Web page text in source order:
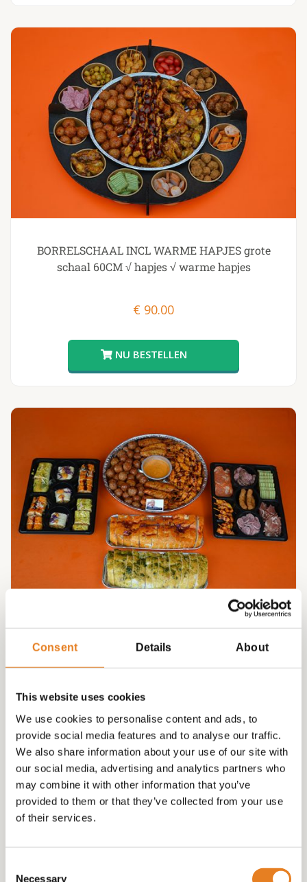
Consent Details About
This website uses cookies
We use cookies to personalise content and ads, to
provide social media features and to analyse our traffic.
We also share information about your use of our site with
our social media, advertising and analytics partners who
may combine it with other information that you’ve
provided to them or that they’ve collected from your use
of their services.
Necessary
BORRELSCHAAL INCL WARME HAPJES grote
schaal 60CM √ hapjes √ warme hapjes
€ 90.00
HAPJESPAKKET VOOR IN DE OVEN! √ hapjes √
warme hapjes √ tomaat en knoflookbrood
€